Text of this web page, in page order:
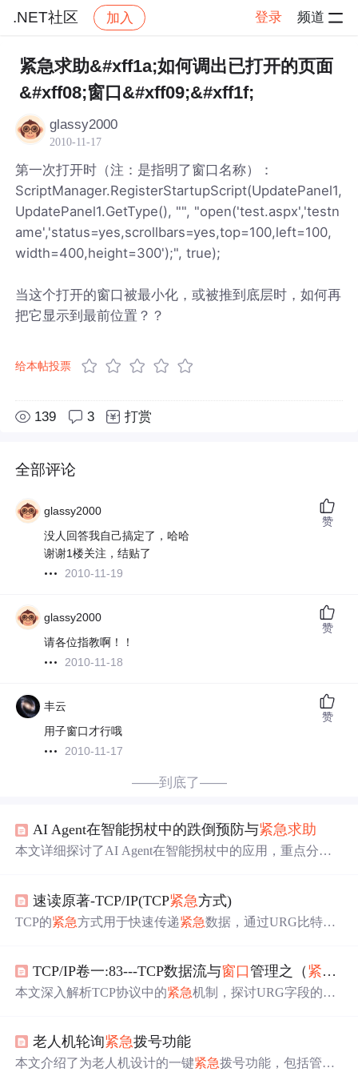
.NET社区 加入 登录 频道
社区 .NET社区 帖子详情
紧急求助&#xff1a;如何调出已打开的页面
&#xff08;窗口&#xff09;&#xff1f;
glassy2000
2010-11-17
第一次打开时（注：是指明了窗口名称）：
ScriptManager.RegisterStartupScript(UpdatePanel1,
UpdatePanel1.GetType(), "", "open('test.aspx','testn
ame','status=yes,scrollbars=yes,top=100,left=100,
width=400,height=300');", true);
当这个打开的窗口被最小化，或被推到底层时，如何再
把它显示到最前位置？？
给本帖投票
139 3 打赏
全部评论
glassy2000
没人回答我自己搞定了，哈哈
谢谢1楼关注，结贴了
2010-11-19
赞
glassy2000
请各位指教啊！！
2010-11-18
赞
丰云
用子窗口才行哦
2010-11-17
赞
——到底了——
AI Agent在智能拐杖中的跌倒预防与紧急求助
本文详细探讨了AI Agent在智能拐杖中的应用，重点分析
原理、系统架构设计、项目实战以及实际案例分析，为智
能拐杖的设计和优化提供了理论与实践指导。
速读原著-TCP/IP(TCP紧急方式)
TCP的紧急方式用于快速传递紧急数据，通过URG比特和
中的中断或退出操作。当接收方窗口关闭时，TCP仍能发
送紧急 数据，紧急指针会随新数据前进，可能导致旧的
TCP/IP卷一:83---TCP数据流与窗口管理之（ 紧急
本文深入解析TCP协议中的紧急机制，探讨URG字段的功
程，揭示紧急数据如何与正常数据流一同传输。
老人机轮询紧急拨号功能
本文介绍了为老人机设计的一键紧急拨号功能，包括管理